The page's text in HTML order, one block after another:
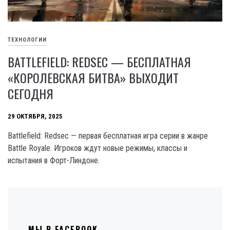
ТЕХНОЛОГИИ
BATTLEFIELD: REDSEC — БЕСПЛАТНАЯ
«КОРОЛЕВСКАЯ БИТВА» ВЫХОДИТ
СЕГОДНЯ
29 ОКТЯБРЯ, 2025
Battlefield: Redsec — первая бесплатная игра серии в жанре
Battle Royale. Игроков ждут новые режимы, классы и
испытания в Форт-Линдоне.